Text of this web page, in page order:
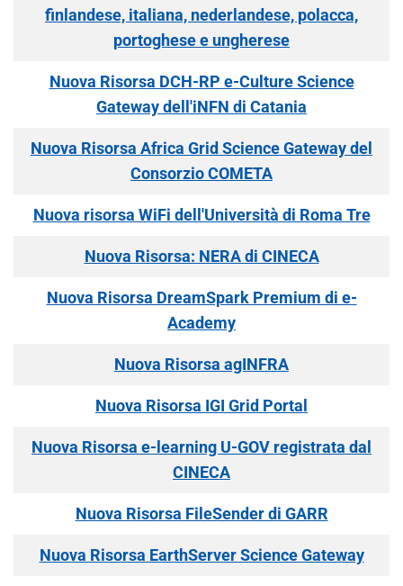
finlandese, italiana, nederlandese, polacca,
portoghese e ungherese
Nuova Risorsa DCH-RP e-Culture Science
Gateway dell'iNFN di Catania
Nuova Risorsa Africa Grid Science Gateway del
Consorzio COMETA
Nuova risorsa WiFi dell'Università di Roma Tre
Nuova Risorsa: NERA di CINECA
Nuova Risorsa DreamSpark Premium di e-
Academy
Nuova Risorsa agINFRA
Nuova Risorsa IGI Grid Portal
Nuova Risorsa e-learning U-GOV registrata dal
CINECA
Nuova Risorsa FileSender di GARR
Nuova Risorsa EarthServer Science Gateway